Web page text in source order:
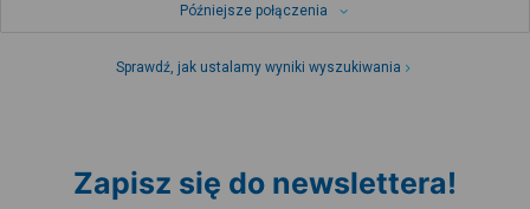
Późniejsze połączenia
Sprawdź, jak ustalamy wyniki wyszukiwania
Zapisz się do newslettera!